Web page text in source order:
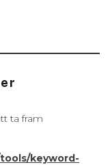
ta fram
keyword-